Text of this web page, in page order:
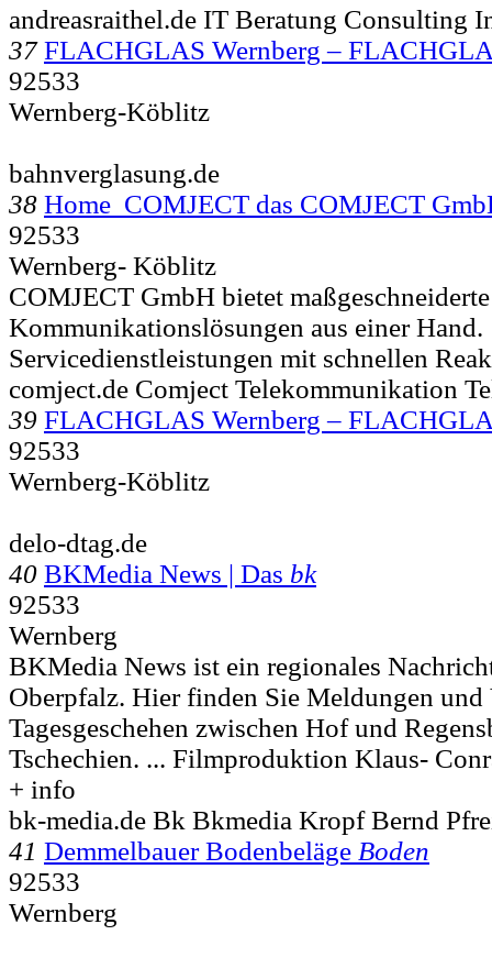
andreasraithel.de IT Beratung Consulting
37 FLACHGLAS Wernberg –
92533
Wernberg-Köblitz
bahnverglasung.de
38 Home COMJECT das COMJECT
92533
Wernberg- Köblitz
COMJECT GmbH bietet maßgeschneiderte
Kommunikationslösungen aus einer Hand.
Servicedienstleistungen mit schnellen
comject.de Comject Telekommunikation
39 FLACHGLAS Wernberg –
92533
Wernberg-Köblitz
delo-dtag.de
40 BKMedia News | Das bk
92533
Wernberg
BKMedia News ist ein regionales
Oberpfalz. Hier finden Sie Meldungen
Tagesgeschehen zwischen Hof und
Tschechien. ... Filmproduktion Klaus-
+ info
bk-media.de Bk Bkmedia Kropf Bernd
41 Demmelbauer Bodenbeläge Boden
92533
Wernberg